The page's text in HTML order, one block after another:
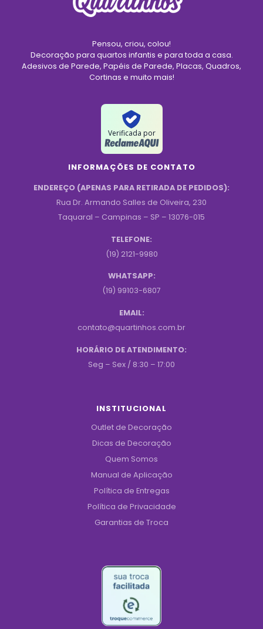
Pensou, criou, colou!
Decoração para quartos infantis e para toda a casa.
Adesivos de Parede, Papéis de Parede, Placas, Quadros,
Cortinas e muito mais!
Verificada por
INFORMAÇÕES DE CONTATO
ENDEREÇO (APENAS PARA RETIRADA DE PEDIDOS):
Rua Dr. Armando Salles de Oliveira, 230
Taquaral – Campinas – SP – 13076-015
TELEFONE:
(19) 2121-9980
WHATSAPP:
(19) 99103-6807
EMAIL:
contato@quartinhos.com.br
HORÁRIO DE ATENDIMENTO:
Seg – Sex / 8:30 – 17:00
INSTITUCIONAL
Outlet de Decoração
Dicas de Decoração
Quem Somos
Manual de Aplicação
Política de Entregas
Política de Privacidade
Garantias de Troca